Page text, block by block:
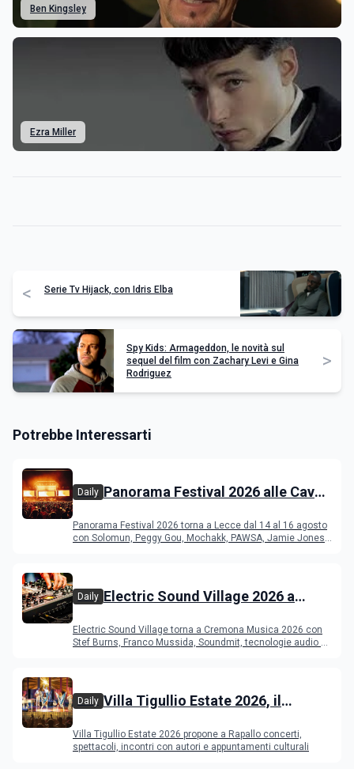
Ben Kingsley
Ezra Miller
< Serie Tv Hijack, con Idris Elba
Spy Kids: Armageddon, le novità sul
sequel del film con Zachary Levi e Gina
Rodriguez
>
Potrebbe Interessarti
Daily Panorama Festival 2026 alle Cave
programma
Panorama Festival 2026 torna a Lecce dal 14 al 16 agosto
con Solomun, Peggy Gou, Mochakk, PAWSA, Jamie Jones
Daily Electric Sound Village 2026 a
Young Band Contest, il programma
Electric Sound Village torna a Cremona Musica 2026 con
Stef Burns, Franco Mussida, Soundmit, tecnologie audio e
Daily Villa Tigullio Estate 2026, il
Villa Tigullio Estate 2026 propone a Rapallo concerti,
spettacoli, incontri con autori e appuntamenti culturali